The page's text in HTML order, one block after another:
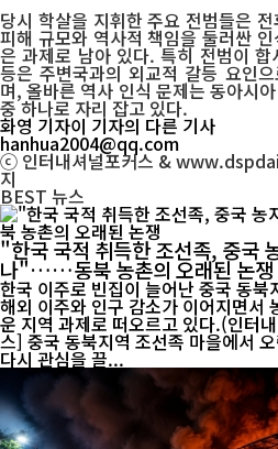
당시 학살을 지휘한 주요 전범들은
피해 규모와 역사적 책임을 둘러싼
은 과제로 남아 있다. 특히 전범이
등은 주변국과의 외교적 갈등 요인
며, 올바른 역사 인식 문제는 동아시
중 하나로 자리 잡고 있다.
화영 기자이 기자의 다른 기사
hanhua2004@qq.com
ⓒ 인터내셔널포커스 &
지
BEST 뉴스
"한국 국적 취득한 조선족, 중국
나"……동북 농촌의 오래된 논쟁
한국 이주로 빈집이 늘어난 중국 동
해외 이주와 인구 감소가 이어지면서
운 지역 과제로 떠오르고 있다.(인터내셔널포커
스] 중국 동북지역 조선족 마을에서
다시 관심을 끌...